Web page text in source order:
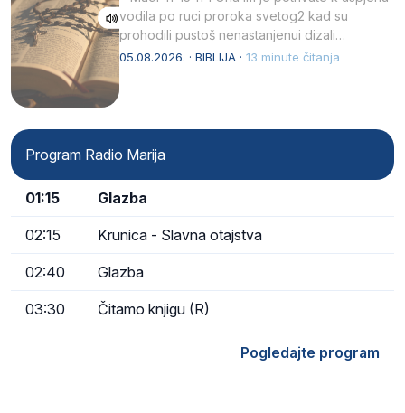
vodila po ruci proroka svetog2 kad su
prohodili pustoš nenastanjenui dizali…
05.08.2026. · BIBLIJA · 13 minute čitanja
Program Radio Marija
01:15 Glazba
02:15 Krunica - Slavna otajstva
02:40 Glazba
03:30 Čitamo knjigu (R)
Pogledajte program